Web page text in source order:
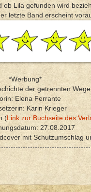
Lila gefunden wird
letzte Band erscheint
*Werbung*
der getrennten Wege
Elena Ferrante
Karin Krieger
(Link zur Buchseite des
27.08.2017
mit Schutzumschlag